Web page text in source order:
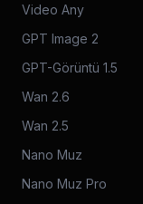
Video Any
GPT Image 2
GPT-Görüntü 1.5
Wan 2.6
Wan 2.5
Nano Muz
Nano Muz Pro